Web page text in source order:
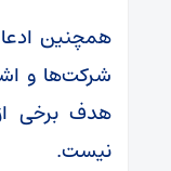
شرکت‌ها و
هدف برخی
نیست.